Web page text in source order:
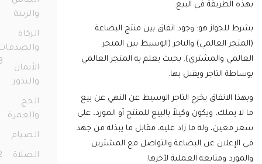
في البيع.
هو: وجود اتفاق بين منتج البضاعة
العالمي) والتاجر (الوسيط بين المتجر
والمشتري). بحيث يعلم به المتجر العالمي
التاجر ويقبل بها.
الاتفاق يخرج التاجر الوسيط عن النهي عن بيع
ويكون وكيلاً بالبيع للمنتج أو المورد، على
وله ما زاد عليه، مقابل ما يبذله من جهد
عن البضاعة والتواصل مع المشترين
ومتابعة العملية لآخرها.
72
والصدقات
158
68
والعمرة
23
91
172